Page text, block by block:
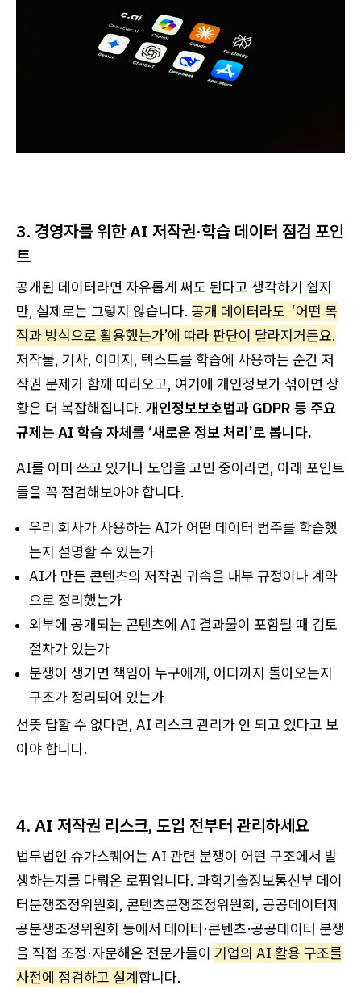
3. 경영자를 위한 AI 저작권·학습 데이터 점검 포인
트
공개된 데이터라면 자유롭게 써도 된다고 생각하기 쉽지
만, 실제로는 그렇지 않습니다. 공개 데이터라도 ‘어떤 목
적과 방식으로 활용했는가’에 따라 판단이 달라지거든요.
저작물, 기사, 이미지, 텍스트를 학습에 사용하는 순간 저
작권 문제가 함께 따라오고, 여기에 개인정보가 섞이면 상
황은 더 복잡해집니다. 개인정보보호법과 GDPR 등 주요
규제는 AI 학습 자체를 ‘새로운 정보 처리’로 봅니다.
AI를 이미 쓰고 있거나 도입을 고민 중이라면, 아래 포인트
들을 꼭 점검해보아야 합니다.
우리 회사가 사용하는 AI가 어떤 데이터 범주를 학습했
는지 설명할 수 있는가
AI가 만든 콘텐츠의 저작권 귀속을 내부 규정이나 계약
으로 정리했는가
외부에 공개되는 콘텐츠에 AI 결과물이 포함될 때 검토
절차가 있는가
분쟁이 생기면 책임이 누구에게, 어디까지 돌아오는지
구조가 정리되어 있는가
선뜻 답할 수 없다면, AI 리스크 관리가 안 되고 있다고 보
아야 합니다.
4. AI 저작권 리스크, 도입 전부터 관리하세요
법무법인 슈가스퀘어는 AI 관련 분쟁이 어떤 구조에서 발
생하는지를 다뤄온 로펌입니다. 과학기술정보통신부 데이
터분쟁조정위원회, 콘텐츠분쟁조정위원회, 공공데이터제
공분쟁조정위원회 등에서 데이터·콘텐츠·공공데이터 분쟁
을 직접 조정·자문해온 전문가들이 기업의 AI 활용 구조를
사전에 점검하고 설계합니다.